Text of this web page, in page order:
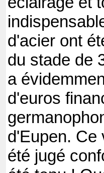
d'acier ont
du stade de
a
d'euros
d'Eupen. Ce
été jugé